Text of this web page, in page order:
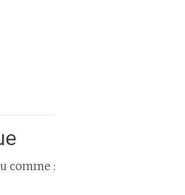
comme :